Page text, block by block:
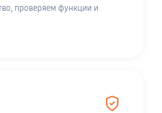
проверяем функции и